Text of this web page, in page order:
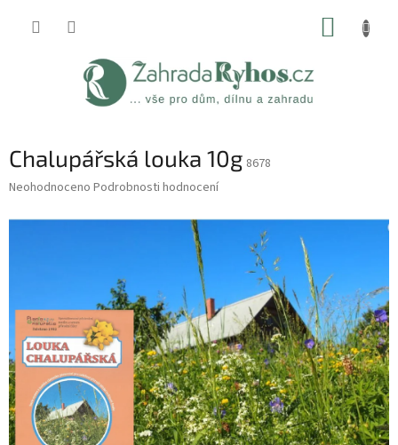
Chalupářská louka 10g 8678
Průměrné
produktu
hvězdiček.
Neohodnoceno Podrobnosti hodnocení